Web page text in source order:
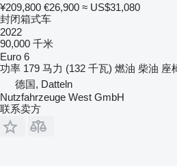
¥209,800 €26,900 ≈ US$31,080
封闭箱式车
2022
90,000 千米
Euro 6
功率 179 马力 (132 千瓦) 燃油 柴油 座
德国, Datteln
Nutzfahrzeuge West GmbH
联系卖方